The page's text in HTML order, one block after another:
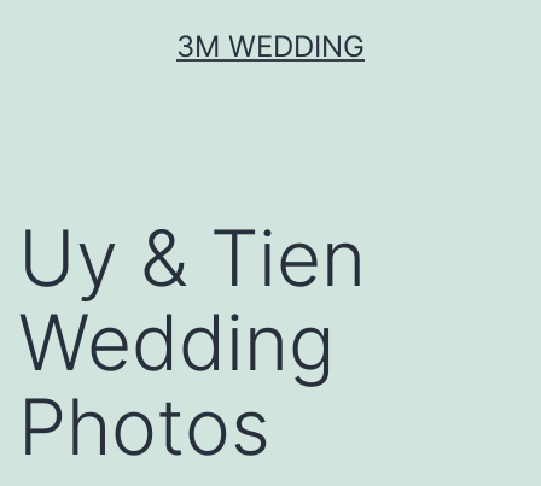
3M WEDDING
Uy & Tien
Wedding
Photos